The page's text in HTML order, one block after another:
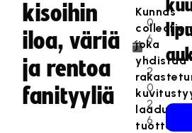
kisoihin
iloa, väriä
ja rentoa
fanityyliä
.
0
6
.
2
0
2
6
Kunnas
joka
yhdistää
tuotteet